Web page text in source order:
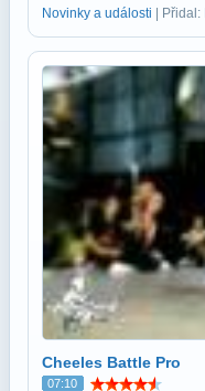
Novinky a události | Přidal:
Cheeles Battle Pro
07:10